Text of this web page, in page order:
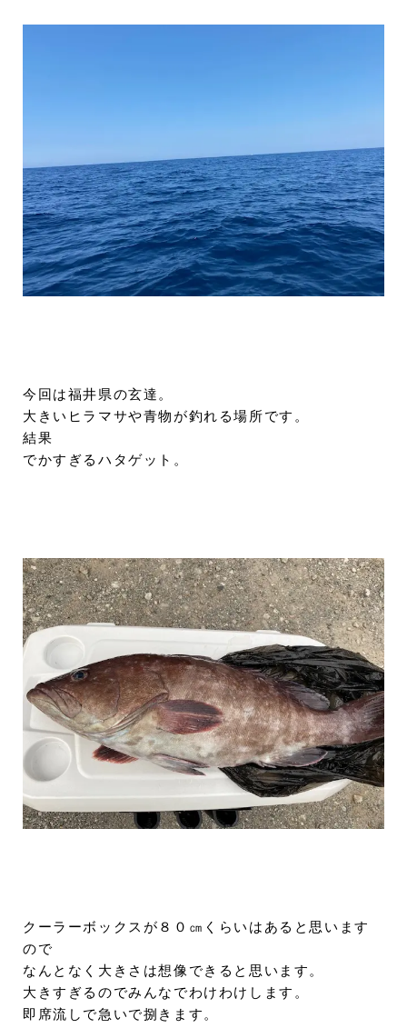
今回は福井県の玄達。
大きいヒラマサや青物が釣れる場所です。
結果
でかすぎるハタゲット。
クーラーボックスが８０㎝くらいはあると思います
ので
なんとなく大きさは想像できると思います。
大きすぎるのでみんなでわけわけします。
即席流しで急いで捌きます。